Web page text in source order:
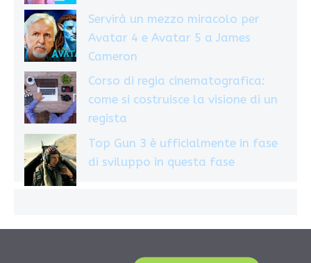
Servirà un mezzo miracolo per
Avatar 4 e Avatar 5 a James
Cameron
Corso di regia cinematografica:
come si costruisce la visione di un
regista
Top Gun 3 è ufficialmente in fase
di sviluppo in questa fase